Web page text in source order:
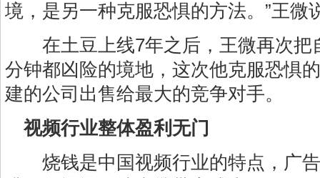
境，是另一种克服恐惧的方法。”王微
在土豆上线7年之后，王微再次把
分钟都凶险的境地，这次他克服恐惧
建的公司出售给最大的竞争对手。
视频行业整体盈利无门
烧钱是中国视频行业的特点，广告